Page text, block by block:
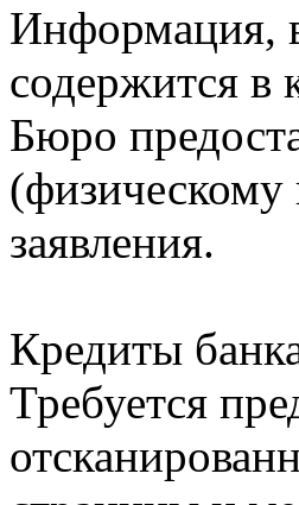
Информация,
содержится в
Бюро
заявления.
Кредиты
Требуется